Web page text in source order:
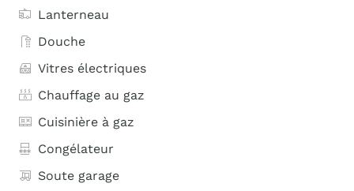
Lanterneau
Douche
Vitres électriques
Chauffage au gaz
Cuisinière à gaz
Congélateur
Soute garage